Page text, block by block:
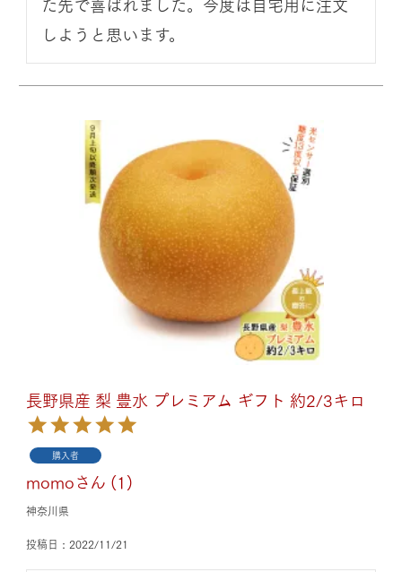
しようと思います。
長野県産 梨 豊水 プレミアム ギフト 約2/3キロ
購入者
momo 1
神奈川県
投稿日
2022/11/21